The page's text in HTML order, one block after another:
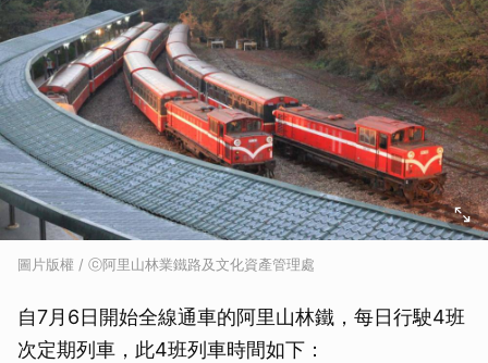
圖片版權 / ⓒ阿里山林業鐵路及文化資產管理處
自7月6日開始全線通車的阿里山林鐵，每日行駛4班
次定期列車，此4班列車時間如下：